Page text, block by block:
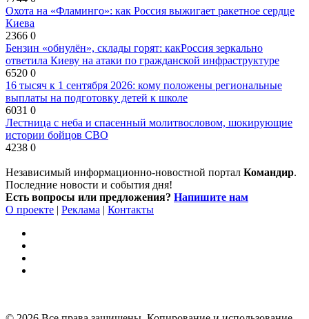
Охота на «Фламинго»: как Россия выжигает ракетное сердце
Киева
2366 0
Бензин «обнулён», склады горят: какРоссия зеркально
ответила Киеву на атаки по гражданской инфраструктуре
6520 0
16 тысяч к 1 сентября 2026: кому положены региональные
выплаты на подготовку детей к школе
6031 0
Лестница с неба и спасенный молитвословом, шокирующие
истории бойцов СВО
4238 0
Независимый информационно-новостной портал Командир.
Последние новости и события дня!
Есть вопросы или предложения? Напишите нам
О проекте | Реклама | Контакты